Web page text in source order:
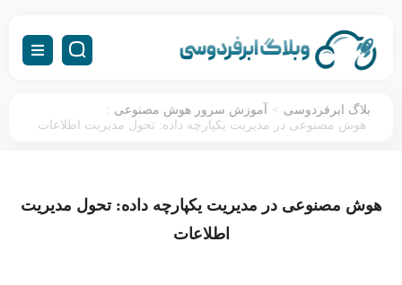
بلاگ ابرفردوسی > آموزش سرور هوش مصنوعی :
هوش مصنوعی در مدیریت یکپارچه داده: تحول مدیریت اطلاعات
هوش مصنوعی در مدیریت یکپارچه داده: تحول مدیریت
اطلاعات